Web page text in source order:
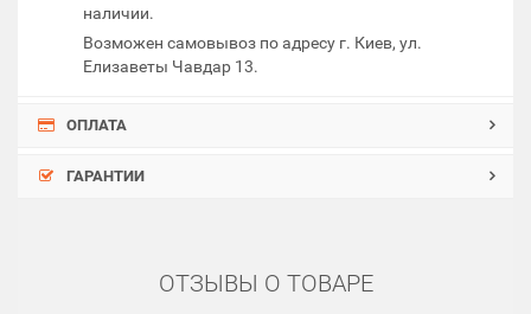
наличии.
Возможен самовывоз по адресу г. Киев, ул.
Елизаветы Чавдар 13.
ОПЛАТА
ГАРАНТИИ
ОТЗЫВЫ О ТОВАРЕ